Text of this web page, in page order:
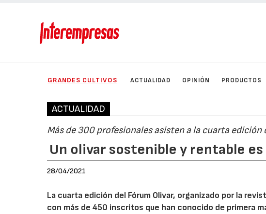
GRANDES CULTIVOS ACTUALIDAD OPINIÓN PRODUCTOS
ACTUALIDAD
Más de 300 profesionales asisten a la cuarta edición
Un olivar sostenible y rentable es
28/04/2021
La cuarta edición del Fórum Olivar, organizado por la
con más de 450 inscritos que han conocido de primera